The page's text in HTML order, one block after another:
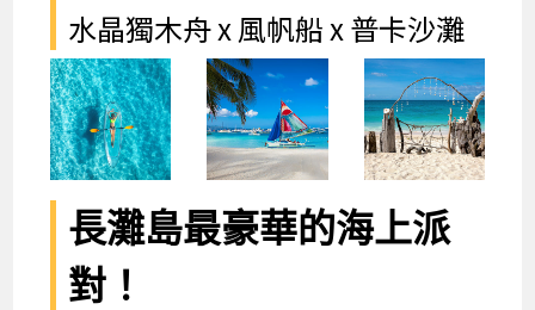
水晶獨木舟 x 風帆船 x 普卡沙灘
長灘島最豪華的海上派
對！